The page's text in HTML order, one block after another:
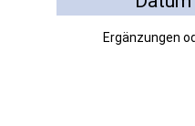
Ergänzungen